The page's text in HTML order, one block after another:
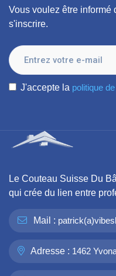
Vous voulez être informé
s'inscrire.
J'accepte la politique
Le Couteau Suisse Du
qui crée du lien entre
Mail :
Adresse : 1462